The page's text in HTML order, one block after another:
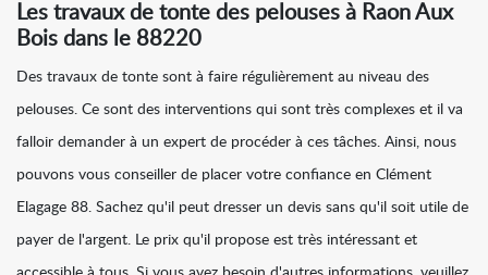
Les travaux de tonte des pelouses à Raon Aux
Bois dans le 88220
Des travaux de tonte sont à faire régulièrement au niveau des
pelouses. Ce sont des interventions qui sont très complexes et il va
falloir demander à un expert de procéder à ces tâches. Ainsi, nous
pouvons vous conseiller de placer votre confiance en Clément
Elagage 88. Sachez qu'il peut dresser un devis sans qu'il soit utile de
payer de l'argent. Le prix qu'il propose est très intéressant et